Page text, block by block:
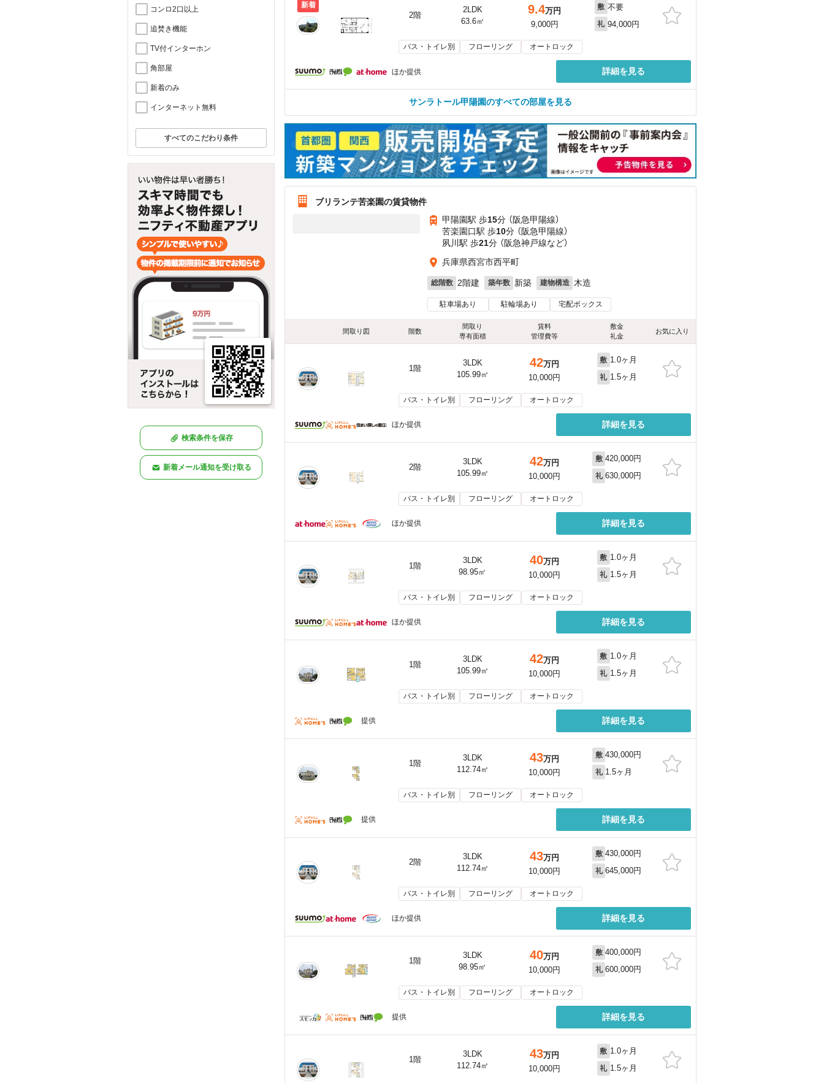
コンロ2口以上
追焚き機能
TV付インターホン
角部屋
新着のみ
インターネット無料
すべてのこだわり条件
検索条件を保存
新着メール通知を受け取る
新着
2階
2LDK
63.6㎡
9.4万円
9,000円
敷 不要
礼 94,000円
バス・トイレ別 フローリング オートロック
ほか提供 詳細を見る
サンラトール甲陽園のすべての部屋を見る
ブリランテ苦楽園の賃貸物件
甲陽園駅 歩15分 （阪急甲陽線）
苦楽園口駅 歩10分 （阪急甲陽線）
夙川駅 歩21分 （阪急神戸線など）
兵庫県西宮市西平町
総階数 2階建 築年数 新築 建物構造 木造
駐車場あり 駐輪場あり 宅配ボックス
間取り図 階数
間取り
専有面積
賃料
管理費等
敷金
礼金
お気に入り
1階
3LDK
105.99㎡
42万円
10,000円
敷 1.0ヶ月
礼 1.5ヶ月
バス・トイレ別 フローリング オートロック
ほか提供 詳細を見る
2階
3LDK
105.99㎡
42万円
10,000円
敷 420,000円
礼 630,000円
バス・トイレ別 フローリング オートロック
ほか提供 詳細を見る
1階
3LDK
98.95㎡
40万円
10,000円
敷 1.0ヶ月
礼 1.5ヶ月
バス・トイレ別 フローリング オートロック
ほか提供 詳細を見る
1階
3LDK
105.99㎡
42万円
10,000円
敷 1.0ヶ月
礼 1.5ヶ月
バス・トイレ別 フローリング オートロック
提供 詳細を見る
1階
3LDK
112.74㎡
43万円
10,000円
敷 430,000円
礼 1.5ヶ月
バス・トイレ別 フローリング オートロック
提供 詳細を見る
2階
3LDK
112.74㎡
43万円
10,000円
敷 430,000円
礼 645,000円
バス・トイレ別 フローリング オートロック
ほか提供 詳細を見る
1階
3LDK
98.95㎡
40万円
10,000円
敷 400,000円
礼 600,000円
バス・トイレ別 フローリング オートロック
提供 詳細を見る
1階
3LDK
112.74㎡
43万円
10,000円
敷 1.0ヶ月
礼 1.5ヶ月